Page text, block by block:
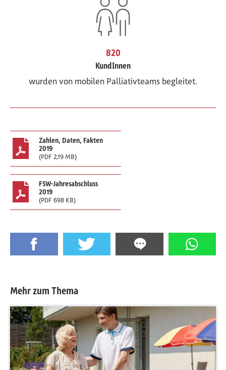
820
KundInnen
wurden von mobilen Palliativteams begleitet.
Zahlen, Daten, Fakten
2019
(PDF 2,19 MB)
FSW-Jahresabschluss
2019
(PDF 698 KB)
Mehr zum Thema